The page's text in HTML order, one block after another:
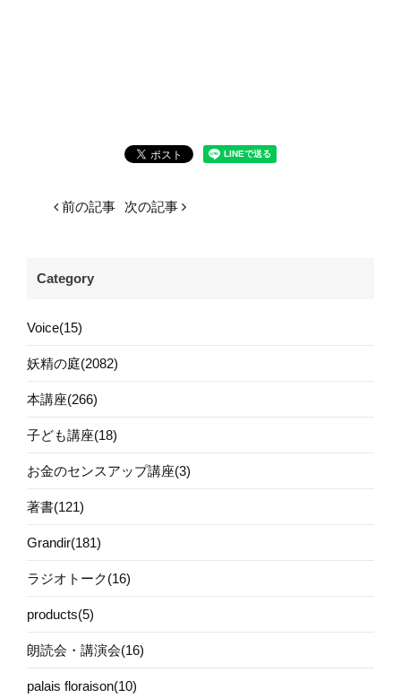
前の記事 次の記事
Category
Voice(15)
妖精の庭(2082)
本講座(266)
子ども講座(18)
お金のセンスアップ講座(3)
著書(121)
Grandir(181)
ラジオトーク(16)
products(5)
朗読会・講演会(16)
palais floraison(10)